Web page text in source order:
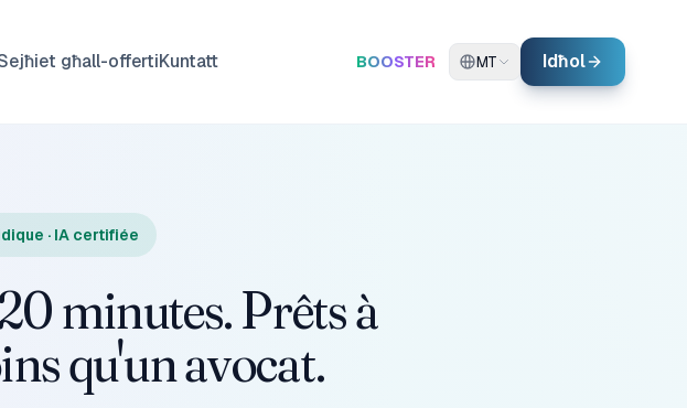
għall-offertiKuntatt BOOSTER MT Idħol
· IA certifiée
minutes. Prêts à
qu'un avocat.